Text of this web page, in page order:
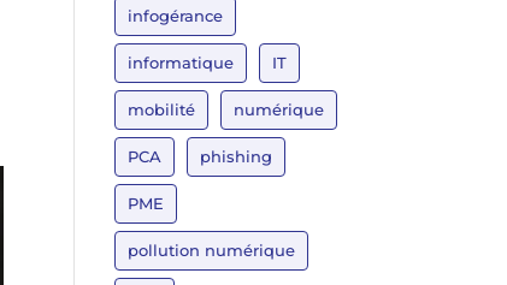
infogérance
informatique IT
mobilité numérique
PCA phishing
PME
pollution numérique